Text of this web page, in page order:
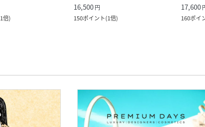
1倍)
16,500円
150ポイント(1倍)
17,600
160ポイ